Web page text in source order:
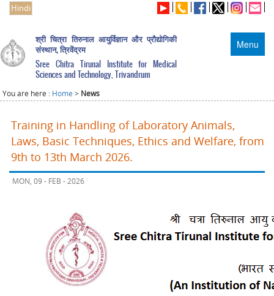
Hindi
Menu
श्री चित्रा तिरुनाल आयुर्विज्ञान और प्रौद्योगिकी
संस्थान, त्रिवेंद्रम
Sree Chitra Tirunal Institute for Medical
Sciences and Technology, Trivandrum
You are here : Home > News
Training in Handling of Laboratory Animals,
Laws, Basic Techniques, Ethics and Welfare, from
9th to 13th March 2026.
MON, 09 - FEB - 2026